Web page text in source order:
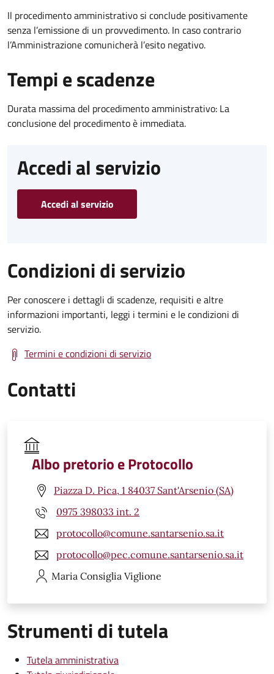
Il procedimento amministrativo si conclude positivamente
senza l’emissione di un provvedimento. In caso contrario
l’Amministrazione comunicherà l’esito negativo.
Tempi e scadenze
Durata massima del procedimento amministrativo: La
conclusione del procedimento è immediata.
Accedi al servizio
Accedi al servizio
Condizioni di servizio
Per conoscere i dettagli di scadenze, requisiti e altre
informazioni importanti, leggi i termini e le condizioni di
servizio.
Termini e condizioni di servizio
Contatti
Albo pretorio e Protocollo
Piazza D. Pica, 1 84037 Sant'Arsenio (SA)
0975 398033 int. 2
protocollo@comune.santarsenio.sa.it
protocollo@pec.comune.santarsenio.sa.it
Maria Consiglia Viglione
Strumenti di tutela
Tutela amministrativa